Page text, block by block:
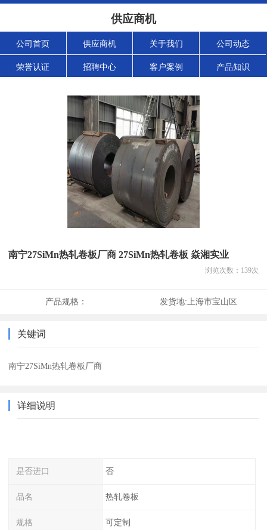
供应商机
公司首页 供应商机 关于我们 公司动态
荣誉认证 招聘中心 客户案例 产品知识
南宁27SiMn热轧卷板厂商 27SiMn热轧卷板 焱湘实业
浏览次数： 139次
产品规格： 发货地: 上海市宝山区
关键词
南宁27SiMn热轧卷板厂商
详细说明
是否进口 否
品名 热轧卷板
规格 可定制